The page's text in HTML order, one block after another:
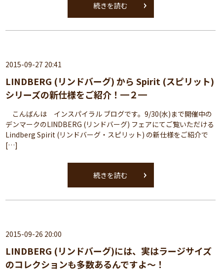
続きを読む
2015-09-27 20:41
LINDBERG (リンドバーグ) から Spirit (スピリット)
シリーズの新仕様をご紹介！━２━
こんばんは インスパイラル ブログです。9/30(水)まで開催中の
デンマークのLINDBERG (リンドバーグ) フェアにてご覧いただける
Lindberg Spirit (リンドバーグ・スピリット) の新仕様をご紹介で
[…]
続きを読む
2015-09-26 20:00
LINDBERG (リンドバーグ)には、実はラージサイズ
のコレクションも多数あるんですよ～！